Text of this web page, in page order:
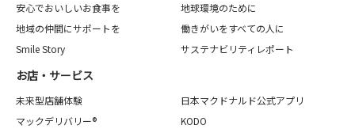
安心でおいしいお食事を
地球環境のために
地域の仲間にサポートを
働きがいをすべての人に
Smile Story
サステナビリティレポート
お店・サービス
未来型店舗体験
日本マクドナルド公式アプリ
マックデリバリー®
KODO